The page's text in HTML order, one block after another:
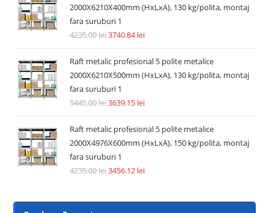
2000X6210X400mm (HxLxA), 130 kg/polita, montaj
fara suruburi 1
4235.00lei3740.84lei
Raft metalic profesional 5 polite metalice
2000X6210X500mm (HxLxA), 130 kg/polita, montaj
fara suruburi 1
5445.00lei3639.15 lei
Raft metalic profesional 5 polite metalice
2000X4976X600mm (HxLxA), 150 kg/polita, montaj
fara suruburi 1
4235.00lei3456.12 lei